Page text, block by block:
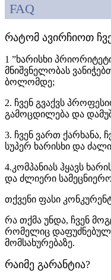
FAQ
რატომ ავირჩიოთ
1 ”ხარისხი
მნიშვნელობას
ბოლომდე;
2. ჩვენ გვაქვს
გამოცდილება და
3. ჩვენ ვართ ქარხანა,
სუპერ ხარისხი და
4.კომპანიას ჰყავს
და ძლიერი
თქვენი ფასი
რა თქმა უნდა, ჩვენ
რომელიც
მომსახურებაზე.
რაიმე გარანტია?